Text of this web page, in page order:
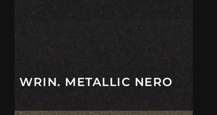
WRIN. METALLIC NERO